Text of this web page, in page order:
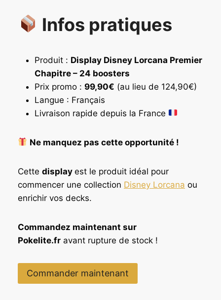
i
é
i
2
,
9
.
u
e
:
9
9
€
Infos pratiques
Produit : Display Disney Lorcana Premier
Chapitre – 24 boosters
Prix promo : 99,90€ (au lieu de 124,90€)
Langue : Français
Livraison rapide depuis la France
Ne manquez pas cette opportunité !
Cette display est le produit idéal pour
commencer une collection Disney Lorcana ou
enrichir vos decks.
Commandez maintenant sur
Pokelite.fr avant rupture de stock !
Commander maintenant